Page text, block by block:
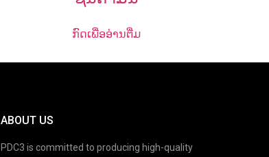
ກົດເພື່ອອ່ານຕື່ມ
ABOUT US
PDC3 is committed to producing high-quality